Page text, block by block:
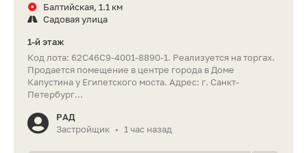
Балтийская, 1.1 км
Садовая улица
1-й этаж
Код лота: 62C46C9-4001-8890-1. Реализуется на торгах.
Продается помещение в центре города в Доме
Капустина у Египетского моста. Адрес: г. Санкт-
Петербург...
РАД
Застройщик • 1 час назад